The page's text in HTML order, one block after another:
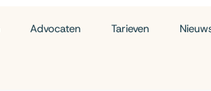
Advocaten Tarieven